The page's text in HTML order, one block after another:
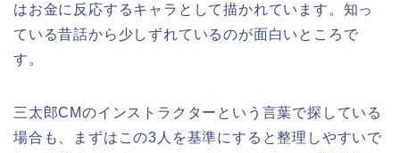
はお金に反応するキャラとして描かれています。知っ
ている昔話から少しずれているのが面白いところで
す。
三太郎CMのインストラクターという言葉で探している
場合も、まずはこの3人を基準にすると整理しやすいで